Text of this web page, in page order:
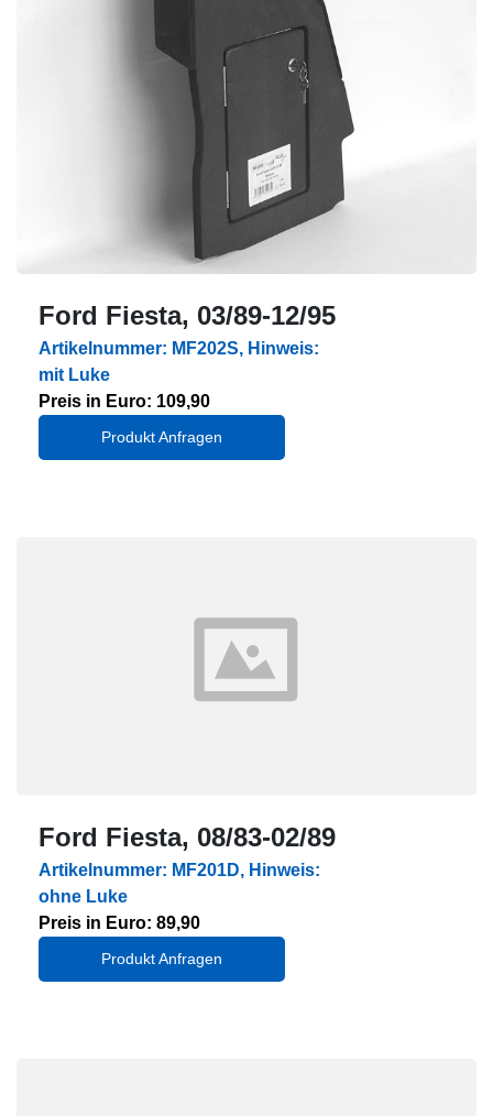
Ford Fiesta, 03/89-12/95
Artikelnummer: MF202S, Hinweis:
mit Luke
Preis in Euro: 109,90
Produkt Anfragen
Ford Fiesta, 08/83-02/89
Artikelnummer: MF201D, Hinweis:
ohne Luke
Preis in Euro: 89,90
Produkt Anfragen